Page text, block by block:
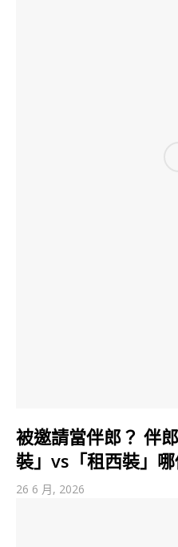
被邀請當伴郎？ 伴
裝」vs「租西裝」
26 6 月, 2026